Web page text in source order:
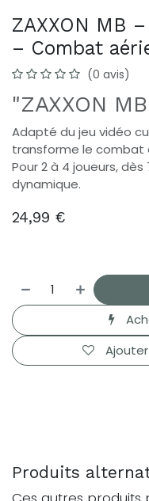
ZAXXON MB
– Combat
(0 avis)
"ZAXXON
Adapté du jeu vidéo
transforme le combat
Pour 2 à 4 joueurs,
dynamique.
24,99 €
Produits